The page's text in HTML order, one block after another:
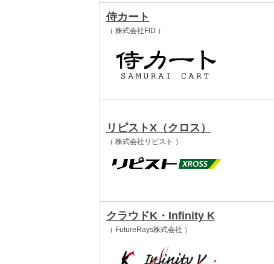
侍カート
（ 株式会社FID ）
リピストX（クロス）
（ 株式会社リピスト ）
クラウドK・Infinity K
（ FutureRays株式会社 ）